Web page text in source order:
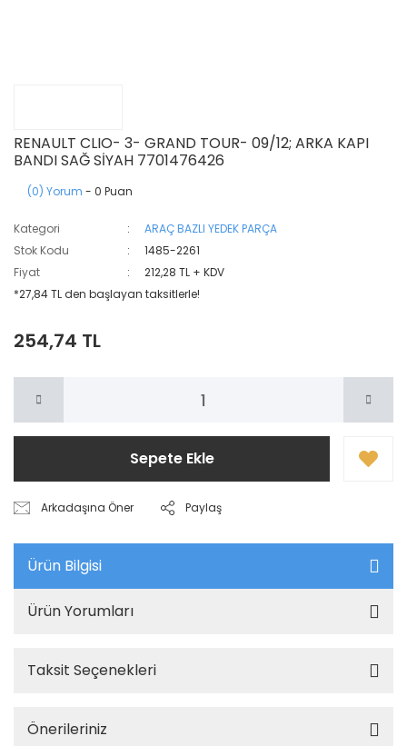
RENAULT CLIO- 3- GRAND TOUR- 09/12; ARKA KAPI
BANDI SAĞ SİYAH 7701476426
(0) Yorum - 0 Puan
Kategori
ARAÇ BAZLI YEDEK PARÇA
Stok Kodu
1485-2261
Fiyat
212,28 TL + KDV
*27,84 TL den başlayan taksitlerle!
254,74 TL
Sepete Ekle
Arkadaşına Öner Paylaş
Ürün Bilgisi
Ürün Yorumları
Taksit Seçenekleri
Önerileriniz